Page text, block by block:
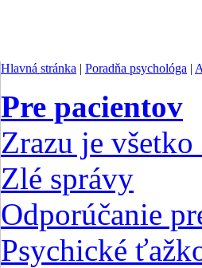
Hlavná stránka | Poradňa psychológa |
Pre pacientov
Zrazu je
Zlé správy
Odporúčanie
Psychické